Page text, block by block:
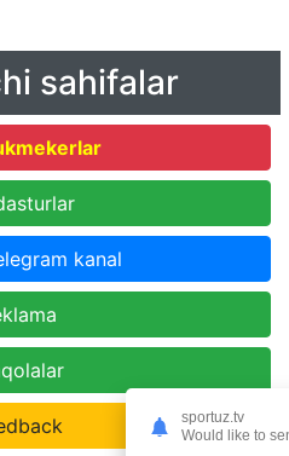
sahifalar
kanal
sportuz.tv
Would like to